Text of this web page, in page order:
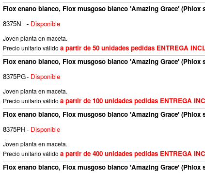
Flox enano blanco, Flox musgoso blanco 'Amazing Grace' (Phlox
8375N
- Disponible
Joven planta en maceta.
Precio unitario válido a partir de 50 unidades pedidas ENTREGA
Flox enano blanco, Flox musgoso blanco 'Amazing Grace' (Phlox
8375PG- Disponible
Joven planta en maceta.
Precio unitario válido a partir de 100 unidades pedidas ENTREGA
Flox enano blanco, Flox musgoso blanco 'Amazing Grace' (Phlox
8375PH- Disponible
Joven planta en maceta.
Precio unitario válido a partir de 400 unidades pedidas ENTREGA
Flox enano blanco, Flox musgoso blanco 'Amazing Grace' (Phlox